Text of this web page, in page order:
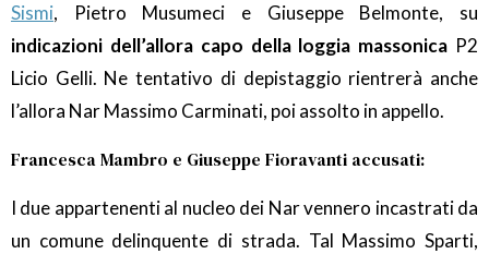
Sismi, Pietro Musumeci e Giuseppe Belmonte, su
indicazioni dell’allora capo della loggia massonica P2
Licio Gelli. Ne tentativo di depistaggio rientrerà anche
l’allora Nar Massimo Carminati, poi assolto in appello.
Francesca Mambro e Giuseppe Fioravanti accusati:
I due appartenenti al nucleo dei Nar vennero incastrati da
un comune delinquente di strada. Tal Massimo Sparti,